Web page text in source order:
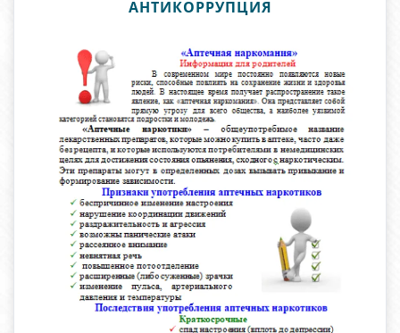
АНТИКОРРУПЦИЯ